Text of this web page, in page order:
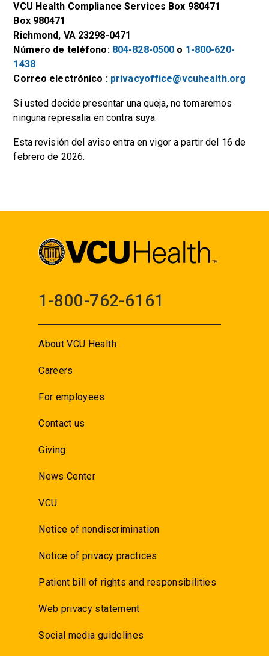
VCU Health Compliance Services Box 980471
Box 980471
Richmond, VA 23298-0471
Número de teléfono: 804-828-0500 o 1-800-620-
1438
Correo electrónico : privacyoffice@vcuhealth.org
Si usted decide presentar una queja, no tomaremos
ninguna represalia en contra suya.
Esta revisión del aviso entra en vigor a partir del 16 de
febrero de 2026.
1-800-762-6161
About VCU Health
Careers
For employees
Contact us
Giving
News Center
VCU
Notice of nondiscrimination
Notice of privacy practices
Patient bill of rights and responsibilities
Web privacy statement
Social media guidelines